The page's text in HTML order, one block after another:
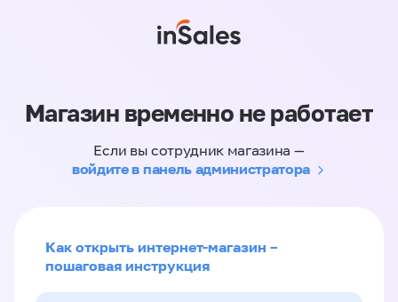
Магазин временно не работает
Если вы сотрудник магазина —
войдите в панель администратора
Как открыть интернет-магазин –
пошаговая инструкция